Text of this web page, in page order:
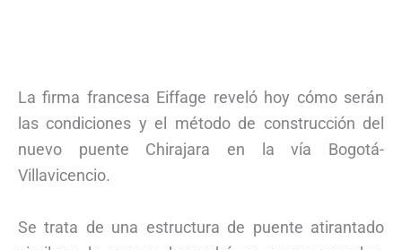
La firma francesa Eiffage reveló hoy cómo serán
las condiciones y el método de construcción del
nuevo puente Chirajara en la vía Bogotá-
Villavicencio.
Se trata de una estructura de puente atirantado